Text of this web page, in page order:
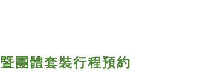
團體套裝行程預約